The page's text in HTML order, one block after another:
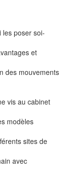
poser soi-
et
des mouvements
vis au cabinet
modèles
sites de
avec